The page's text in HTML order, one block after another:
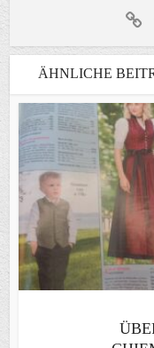
ÄHNLICHE